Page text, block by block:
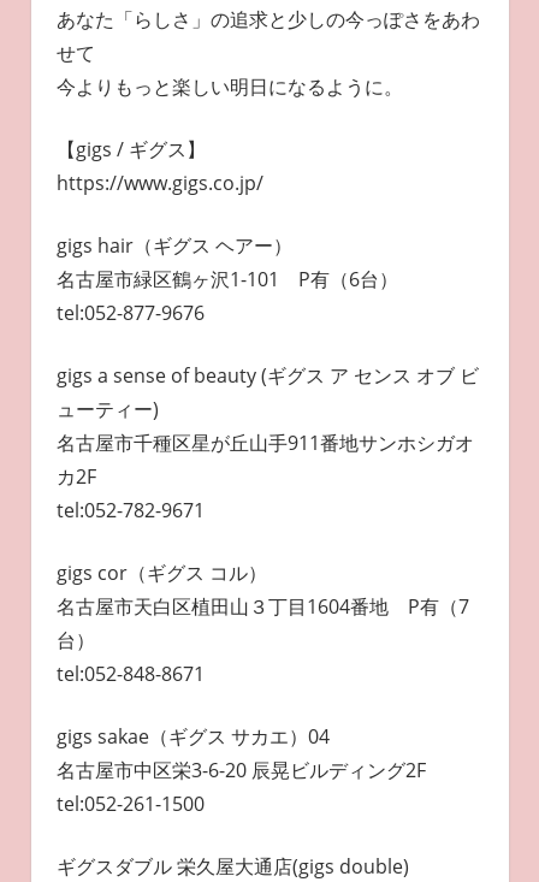
あなた「らしさ」の追求と少しの今っぽさをあわ
せて
今よりもっと楽しい明日になるように。
【gigs / ギグス】
https://www.gigs.co.jp/
gigs hair（ギグス ヘアー）
名古屋市緑区鶴ヶ沢1-101 P有（6台）
tel:052-877-9676
gigs a sense of beauty (ギグス ア センス オブ ビ
ューティー)
名古屋市千種区星が丘山手911番地サンホシガオ
カ2F
tel:052-782-9671
gigs cor（ギグス コル）
名古屋市天白区植田山３丁目1604番地 P有（7
台）
tel:052-848-8671
gigs sakae（ギグス サカエ）04
名古屋市中区栄3-6-20 辰晃ビルディング2F
tel:052-261-1500
ギグスダブル 栄久屋大通店(gigs double)